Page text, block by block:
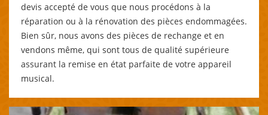
devis accepté de vous que nous procédons à la
réparation ou à la rénovation des pièces endommagées.
Bien sûr, nous avons des pièces de rechange et en
vendons même, qui sont tous de qualité supérieure
assurant la remise en état parfaite de votre appareil
musical.